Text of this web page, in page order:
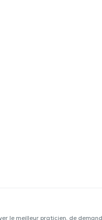
le meilleur praticien, de